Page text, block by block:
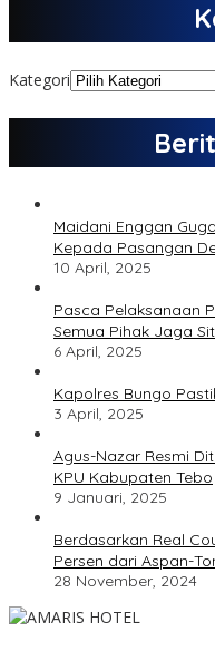
Kategori
Maidani Enggan
Kepada Pasangan
10 April, 2025
Pasca Pelaksanaan
Semua Pihak Jaga
6 April, 2025
Kapolres Bungo
3 April, 2025
Agus-Nazar Resmi
KPU Kabupaten Tebo
9 Januari, 2025
Berdasarkan Real
Persen dari Aspan-
28 November, 2024